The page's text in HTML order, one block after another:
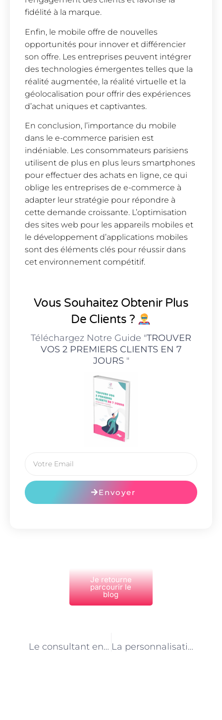
fidélité à la marque.
Enfin, le mobile offre de nouvelles
opportunités pour innover et différencier
son offre. Les entreprises peuvent intégrer
des technologies émergentes telles que la
réalité augmentée, la réalité virtuelle et la
géolocalisation pour offrir des expériences
d’achat uniques et captivantes.
En conclusion, l’importance du mobile
dans le e-commerce parisien est
indéniable. Les consommateurs parisiens
utilisent de plus en plus leurs smartphones
pour effectuer des achats en ligne, ce qui
oblige les entreprises de e-commerce à
adapter leur stratégie pour répondre à
cette demande croissante. L’optimisation
des sites web pour les appareils mobiles et
le développement d’applications mobiles
sont des éléments clés pour réussir dans
cet environnement compétitif.
Vous Souhaitez Obtenir Plus
De Clients ?
Téléchargez Notre Guide "TROUVER
VOS 2 PREMIERS CLIENTS EN 7
JOURS"
Envoyer
Je retourne
parcourir le
blog
Le consultant en e-commerce à Paris : un expert de la vente omnicanale La personnalisation de l’expérience client en e-commerce à Paris : conseils du consultant